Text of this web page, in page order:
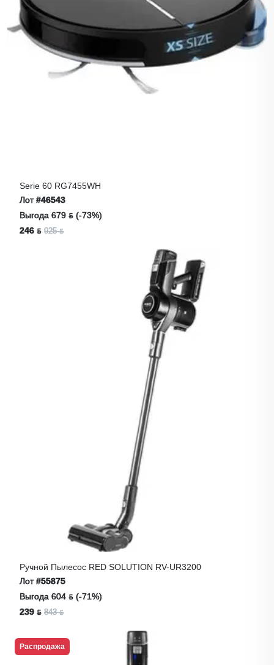
Serie 60 RG7455WH
Лот#46543
Выгода 679 ƃ (-73%)
246 ƃ 925 ƃ
Ручной Пылесос RED SOLUTION RV-UR3200
Лот#55875
Выгода 604 ƃ (-71%)
239 ƃ 843 ƃ
Распродажа